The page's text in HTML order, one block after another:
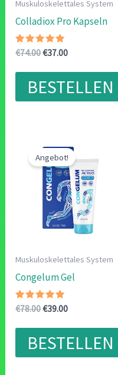
Muskuloskelettales System
Colladiox Pro Kapseln
Bewertet
von 5
€74.00Ursprünglicher
war:
€74.00
€37.00Aktueller
ist:
€37.00.
BESTELLEN
Angebot!
Muskuloskelettales System
Congelum Gel
Bewertet
von 5
€78.00Ursprünglicher
war:
€78.00
€39.00Aktueller
ist:
€39.00.
BESTELLEN